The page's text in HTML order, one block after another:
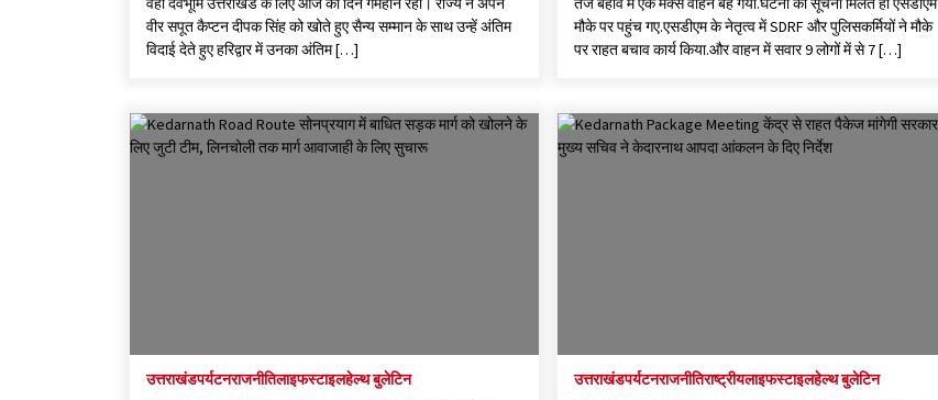
वीर सपूत कैप्टन दीपक सिंह को खोते हुए सैन्य सम्मान के साथ उन्हें अंतिम
विदाई देते हुए हरिद्वार में उनका अंतिम […]
मौके पर पहुंच गए.एसडीएम के नेतृत्व में SDRF और पुलिसकर्मियों ने मौके
पर राहत बचाव कार्य किया.और वाहन में सवार 9 लोगों में से 7 […]
उत्तराखंडपर्यटनराजनीतिलाइफस्टाइलहेल्थ बुलेटिन उत्तराखंडपर्यटनराजनीतिराष्ट्रीयलाइफस्टाइलहेल्थ बुलेटिन